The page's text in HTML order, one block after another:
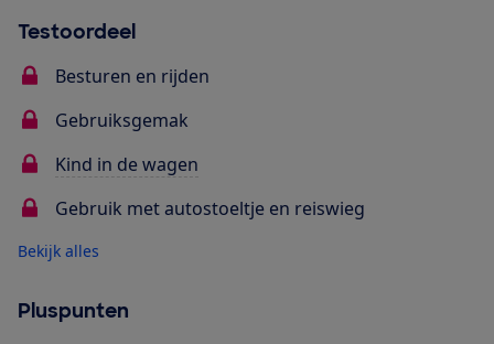
Testoordeel
Besturen en rijden
Gebruiksgemak
Kind in de wagen
Gebruik met autostoeltje en reiswieg
Bekijk alles
Pluspunten